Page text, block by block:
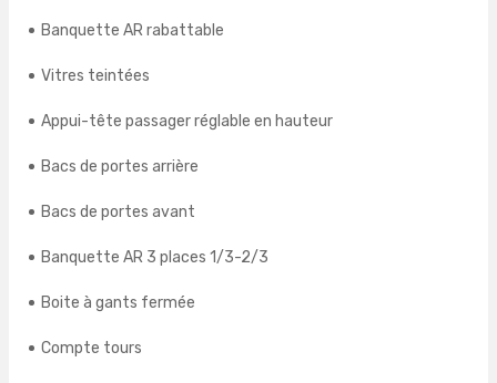
Banquette AR rabattable
Vitres teintées
Appui-tête passager réglable en hauteur
Bacs de portes arrière
Bacs de portes avant
Banquette AR 3 places 1/3-2/3
Boite à gants fermée
Compte tours